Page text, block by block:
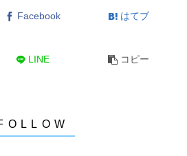
Facebook はてブ
LINE コピー